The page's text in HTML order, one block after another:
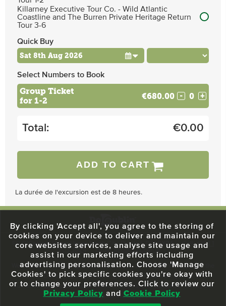
Killarney Executive Tour Co. - Wild Atlantic
Coastline and The Burren Private Heritage Return
Tour 3-6
Quick Buy
Select Numbers to Book
Group Ticket
for 1-2
€680.00 - +
Total: €0.00
ADD TO CART
La durée de l'excursion est de 8 heures.
59 O'Connell Street Upper, North City, Dublin 1, D01 RX04 Call:+353 1
703 3024
Email: info@dodublin.ie
We've been entertaining visitors to our town since 1988. We're part of the
fabric of Dublin City and we take great pride in delivering a real and
authentic tour experience to all of our visitors, one steeped in history but
one that also celebrates the city as she evolves.
By clicking 'Accept all', you agree to the storing of
cookies on your device to deliver and maintain our
core websites services, analyse site usage and
assist in our marketing efforts including
advertising personalisation. Choose 'Manage
Cookies' to pick specific cookies you're okay with
or to change your preferences. Click to review our
Privacy Policy and Cookie Policy